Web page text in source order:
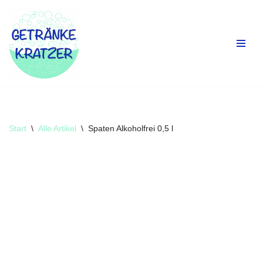
Zum
Inhalt
springen
Start \ Alle Artikel \ Spaten Alkoholfrei 0,5 l